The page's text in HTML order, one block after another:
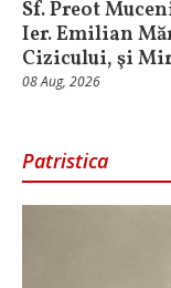
Sf. Preot
Ier. Emilian
Cizicului, şi
08 Aug, 2026
Patristica